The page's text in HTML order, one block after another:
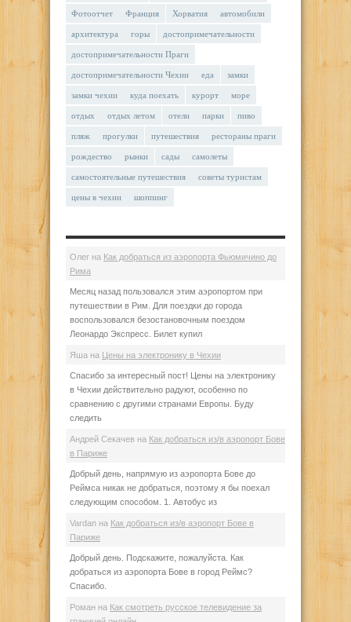
Фотоотчет Франция Хорватия автомобили
архитектура горы достопримечательности
достопримечательности Праги
достопримечательности Чехии еда замки
замки чехии куда поехать курорт море
отдых отдых летом отели парки пиво
пляж прогулки путешествия рестораны праги
рождество рынки сады самолеты
самостоятельные путешествия советы туристам
цены в чехии шоппинг
Олег на Как добраться из аэропорта Фьюмичино до
Рима
Месяц назад пользовался этим аэропортом при
путешествии в Рим. Для поездки до города
воспользовался безостановочным поездом
Леонардо Экспресс. Билет купил
Яша на Цены на электронику в Чехии
Спасибо за интересный пост! Цены на электронику
в Чехии действительно радуют, особенно по
сравнению с другими странами Европы. Буду
следить
Андрей Секачев на Как добраться из/в аэропорт Бове
в Париже
Добрый день, напрямую из аэропорта Бове до
Реймса никак не добраться, поэтому я бы поехал
следующим способом. 1. Автобус из
Vardan на Как добраться из/в аэропорт Бове в
Париже
Добрый день. Подскажите, пожалуйста. Как
добраться из аэропорта Бове в город Реймс?
Спасибо.
Роман на Как смотреть русское телевидение за